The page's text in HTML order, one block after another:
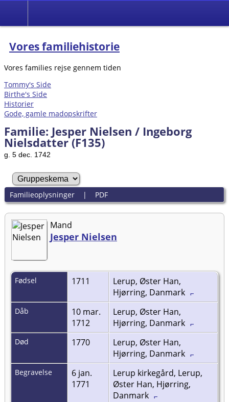
Vores familiehistorie
Vores families rejse gennem tiden
Tommy's Side
Birthe's Side
Historier
Gode, gamle madopskrifter
Familie: Jesper Nielsen / Ingeborg
Nielsdatter (F135)
g. 5 dec. 1742
Familieoplysninger| PDF
Mand
Jesper Nielsen
Fødsel 1711
Lerup, Øster Han,
Hjørring, Danmark
Dåb
10 mar.
1712
Lerup, Øster Han,
Hjørring, Danmark
Død 1770
Lerup, Øster Han,
Hjørring, Danmark
Begravelse
6 jan.
1771
Lerup kirkegård, Lerup,
Øster Han, Hjørring,
Danmark